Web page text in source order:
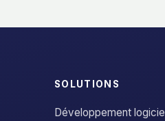
SOLUTIONS
Développement logiciel